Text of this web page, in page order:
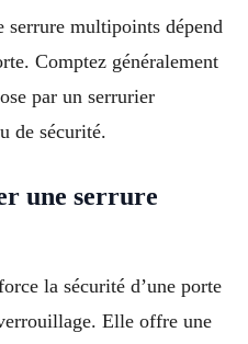
multipoints dépend
Comptez généralement
par un serrurier
de sécurité.
une serrure
la sécurité d’une porte
Elle offre une